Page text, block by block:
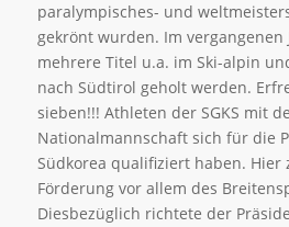
paralympisches- und
gekrönt wurden. Im
mehrere Titel u.a. im Ski-alpin
nach Südtirol geholt werden.
sieben!!! Athleten der SGKS mit
Nationalmannschaft sich für die
Südkorea qualifiziert haben. Hier
Förderung vor allem des
Diesbezüglich richtete der